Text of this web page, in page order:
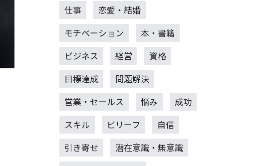
仕事
恋愛・結婚
モチベーション
本・書籍
ビジネス
経営
資格
目標達成
問題解決
営業・セールス
悩み
成功
スキル
ビリーフ
自信
引き寄せ
潜在意識・無意識